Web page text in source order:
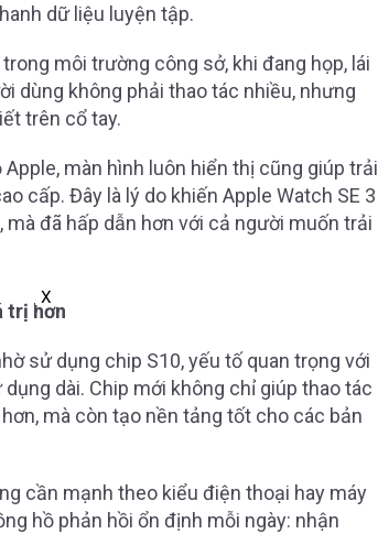
dữ liệu luyện tập.
môi trường công sở, khi đang họp, lái
dùng không phải thao tác nhiều, nhưng
trên cổ tay.
màn hình luôn hiển thị cũng giúp trải
cấp. Đây là lý do khiến Apple Watch SE 3
mà đã hấp dẫn hơn với cả người muốn trải
X
trị hơn
sử dụng chip S10, yếu tố quan trọng với
dài. Chip mới không chỉ giúp thao tác
mà còn tạo nền tảng tốt cho các bản
cần mạnh theo kiểu điện thoại hay máy
hồ phản hồi ổn định mỗi ngày: nhận